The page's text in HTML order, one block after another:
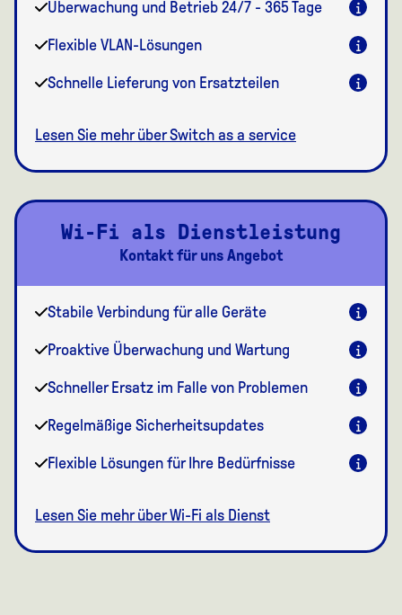
Überwachung und Betrieb 24/7 - 365 Tage
Flexible VLAN-Lösungen
Schnelle Lieferung von Ersatzteilen
Lesen Sie mehr über Switch as a service
Wi-Fi als Dienstleistung
Kontakt für uns Angebot
Stabile Verbindung für alle Geräte
Proaktive Überwachung und Wartung
Schneller Ersatz im Falle von Problemen
Regelmäßige Sicherheitsupdates
Flexible Lösungen für Ihre Bedürfnisse
Lesen Sie mehr über Wi-Fi als Dienst